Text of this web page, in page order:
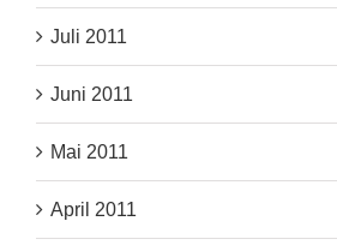
Juli 2011
Juni 2011
Mai 2011
April 2011